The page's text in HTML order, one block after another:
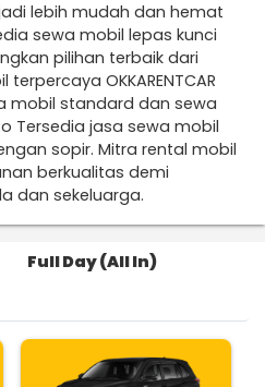
lebih mudah dan hemat
sewa mobil lepas kunci
pilihan terbaik dari
OKKARENTCAR
mobil standard dan sewa
Tersedia jasa sewa mobil
sopir. Mitra rental mobil
berkualitas demi
dan sekeluarga.
Full Day (All In)